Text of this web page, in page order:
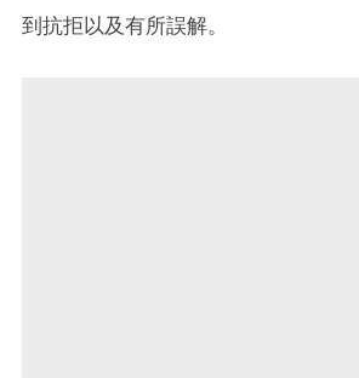
到抗拒以及有所誤解。